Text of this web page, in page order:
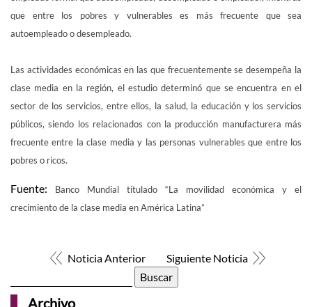
que entre los pobres y vulnerables es más frecuente que sea
autoempleado o desempleado.
Las actividades económicas en las que frecuentemente se desempeña la
clase media en la región, el estudio determinó que se encuentra en el
sector de los servicios, entre ellos, la salud, la educación y los servicios
públicos, siendo los relacionados con la producción manufacturera más
frecuente entre la clase media y las personas vulnerables que entre los
pobres o ricos.
Fuente:
Banco Mundial titulado “La movilidad económica y el
crecimiento de la clase media en América Latina”
Noticia Anterior
Siguiente Noticia
Archivo